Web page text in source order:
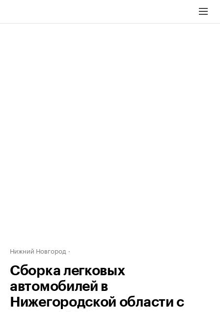
Нижний Новгород
Сборка легковых
автомобилей в
Нижегородской области с